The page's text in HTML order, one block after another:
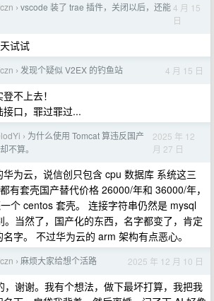
› vscode 装了 trae 插件，关闭以后，还能4 月 15
日
试试
› 发现个疑似 V2EX 的钓鱼站 4 月 15 日
不上去！
口，罪过罪过...
› 为什么使用 Tomcat 算违反国产
不算。
2025 年 12
月 27 日
为云，说信创只包含 cpu 数据库 系统这三
有套壳国产替代价格 26000/年和 36000/年，
个 centos 套壳。 连接字符串仍然是 mysql
当然了，国产化的东西，名字都变了，肯定
字。 不过华为云的 arm 架构有点恶心。
› 麻烦大家给想个活路 2025 年 12 月 10 日
，谢谢。我有个想法，做下最坏打算，我把我